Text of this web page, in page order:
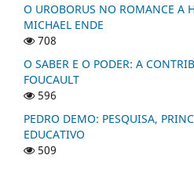
O UROBORUS NO ROMANCE A
MICHAEL ENDE
708
O SABER E O PODER: A
FOUCAULT
596
PEDRO DEMO: PESQUISA,
EDUCATIVO
509